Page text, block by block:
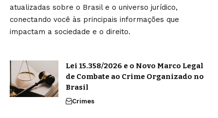
atualizadas sobre o Brasil e o universo jurídico,
conectando você às principais informações que
impactam a sociedade e o direito.
Lei 15.358/2026 e o Novo Marco Legal
de Combate ao Crime Organizado no
Brasil
Crimes